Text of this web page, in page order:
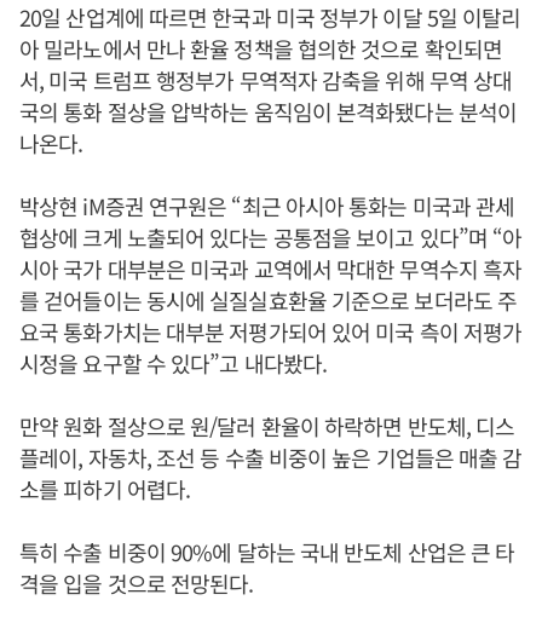
20일 산업계에 따르면 한국과 미국 정부가 이달 5일 이탈리
아 밀라노에서 만나 환율 정책을 협의한 것으로 확인되면
서, 미국 트럼프 행정부가 무역적자 감축을 위해 무역 상대
국의 통화 절상을 압박하는 움직임이 본격화됐다는 분석이
나온다.
박상현 iM증권 연구원은 “최근 아시아 통화는 미국과 관세
협상에 크게 노출되어 있다는 공통점을 보이고 있다”며 “아
시아 국가 대부분은 미국과 교역에서 막대한 무역수지 흑자
를 걷어들이는 동시에 실질실효환율 기준으로 보더라도 주
요국 통화가치는 대부분 저평가되어 있어 미국 측이 저평가
시정을 요구할 수 있다”고 내다봤다.
만약 원화 절상으로 원/달러 환율이 하락하면 반도체, 디스
플레이, 자동차, 조선 등 수출 비중이 높은 기업들은 매출 감
소를 피하기 어렵다.
특히 수출 비중이 90%에 달하는 국내 반도체 산업은 큰 타
격을 입을 것으로 전망된다.